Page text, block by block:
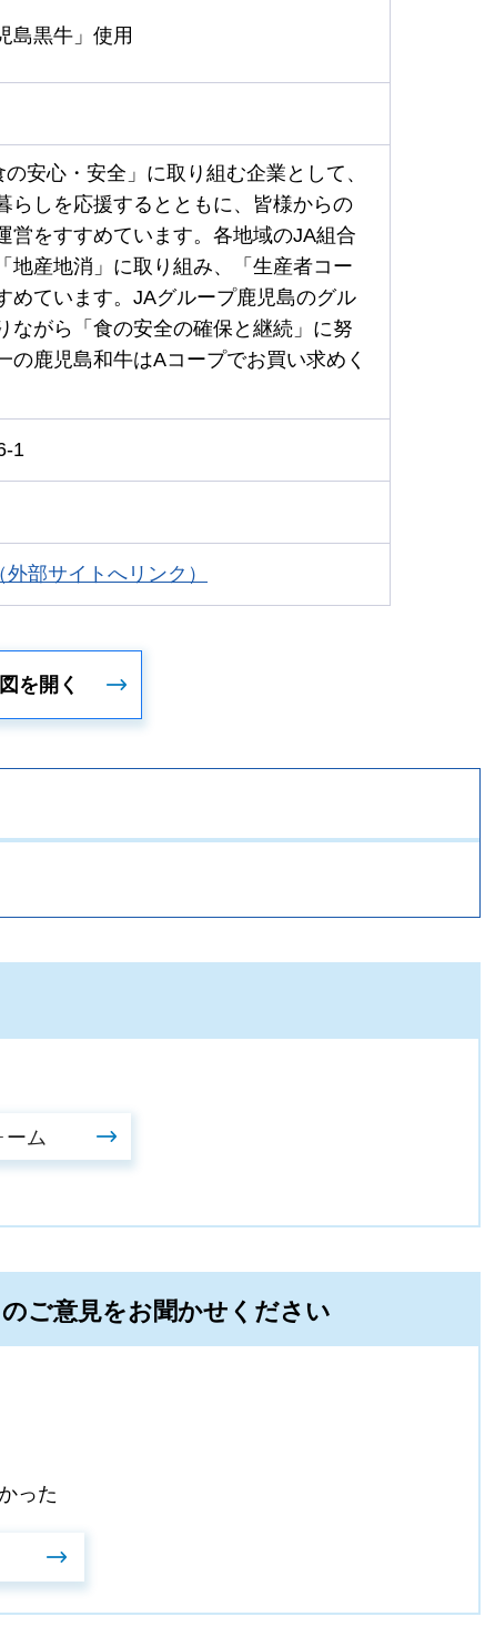
島黒牛」使用
安心・安全」に取り組む企業として、
らしを応援するとともに、皆様からの
営をすすめています。各地域のJA組合
地産地消」に取り組み、「生産者コー
めています。JAグループ鹿児島のグル
ながら「食の安全の確保と継続」に努
の鹿児島和牛はAコープでお買い求めく
1
部サイトへリンク）
を開く
ご意見をお聞かせください
った